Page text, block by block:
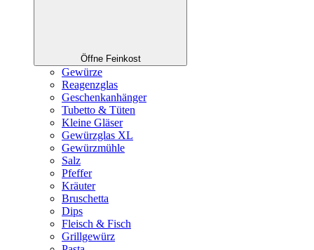
Öffne Feinkost
Gewürze
Reagenzglas
Geschenkanhänger
Tubetto & Tüten
Kleine Gläser
Gewürzglas XL
Gewürzmühle
Salz
Pfeffer
Kräuter
Bruschetta
Dips
Fleisch & Fisch
Grillgewürz